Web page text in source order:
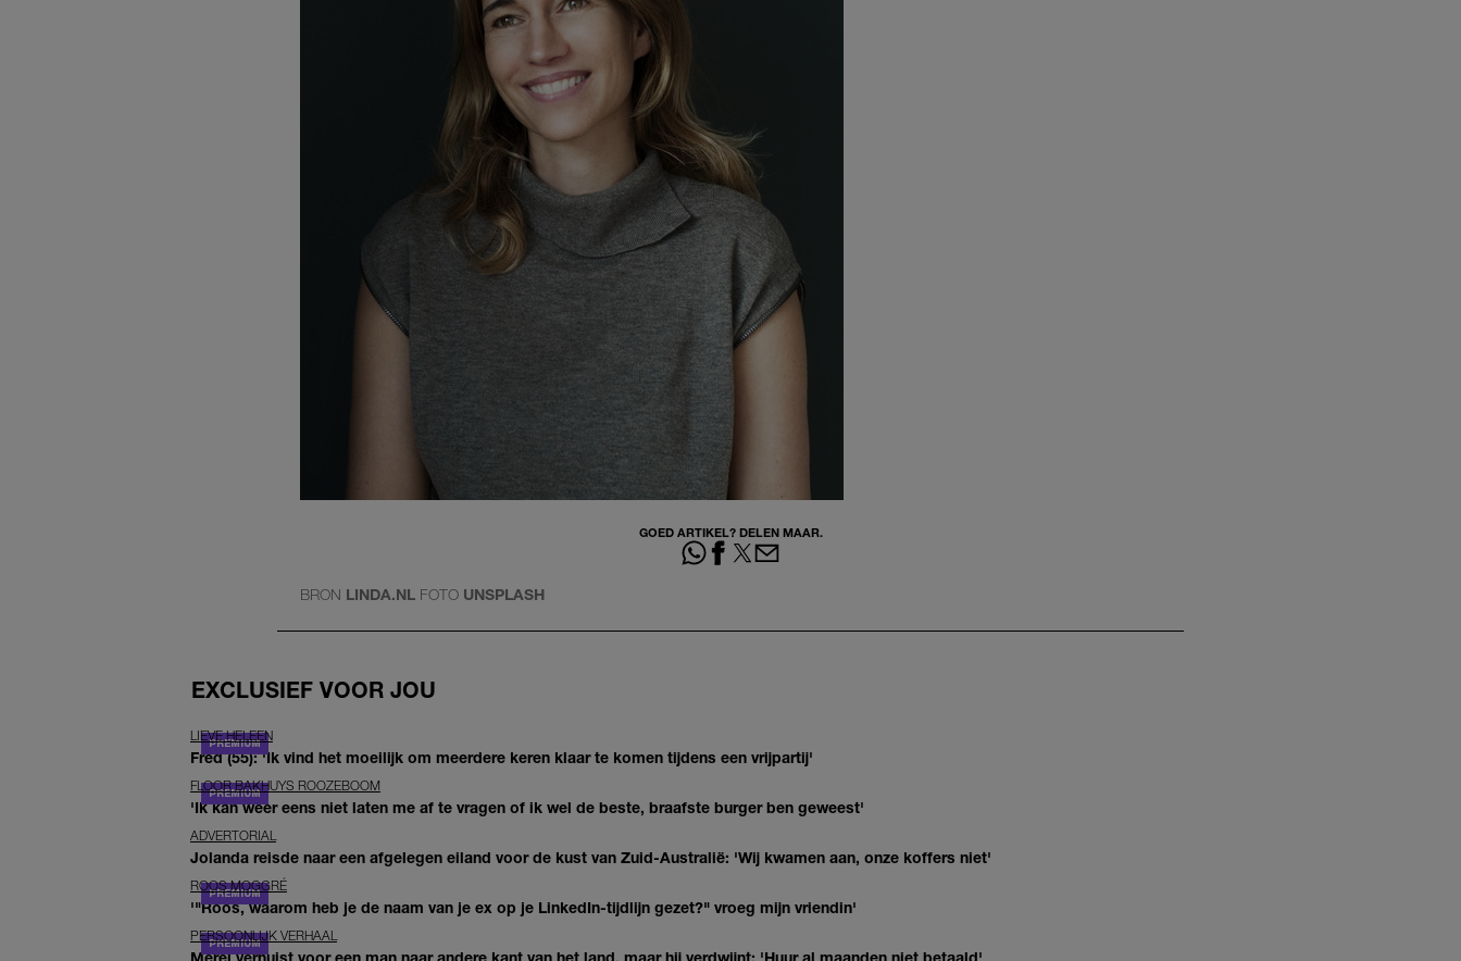
GOED ARTIKEL? DELEN MAAR.
BRON LINDA.NL FOTO UNSPLASH
EXCLUSIEF VOOR JOU
LIEVE HELEEN
Fred (55): 'Ik vind het moeilijk om meerdere keren klaar te komen tijdens een vrijpartij'
FLOOR BAKHUYS ROOZEBOOM
'Ik kan weer eens niet laten me af te vragen of ik wel de beste, braafste burger ben geweest'
ADVERTORIAL
Jolanda reisde naar een afgelegen eiland voor de kust van Zuid-Australië: 'Wij kwamen aan, onze koffers niet'
ROOS MOGGRÉ
'"Roos, waarom heb je de naam van je ex op je LinkedIn-tijdlijn gezet?" vroeg mijn vriendin'
PERSOONLIJK VERHAAL
Merel verhuist voor een man naar andere kant van het land, maar hij verdwijnt: 'Huur al maanden niet betaald'